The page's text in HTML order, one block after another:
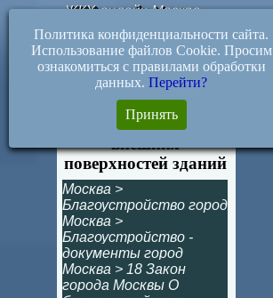
ЖКХ-онлайн.Москва
Статья 6.
Благоустройство
внешних
поверхностей зданий
Москва >
Благоустройство город
Москва >
Благоустройство -
документы город
Москва > 18 Закон
города Москвы О
Политика конфиденциальности сайта.
Использование файлов Cookie. Просим
ознакомиться с правилами обработки
данных. Перейти?
Принять